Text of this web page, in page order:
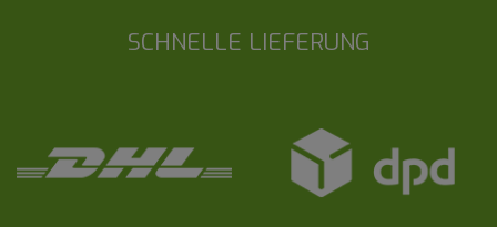
SCHNELLE LIEFERUNG